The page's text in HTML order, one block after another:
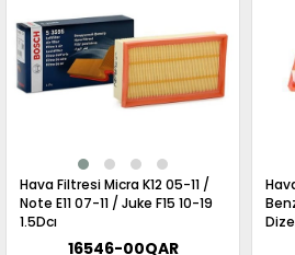
Hava Filtresi Micra K12 05-11 /
Note E11 07-11 / Juke F15 10-19
1.5Dcı
16546-00QAR